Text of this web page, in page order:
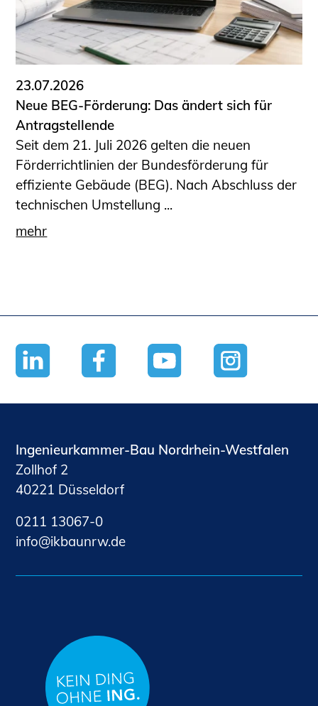
23.07.2026
Neue BEG-Förderung: Das ändert sich für
Antragstellende
Seit dem 21. Juli 2026 gelten die neuen
Förderrichtlinien der Bundesförderung für
effiziente Gebäude (BEG). Nach Abschluss der
technischen Umstellung ...
mehr
Ingenieurkammer-Bau Nordrhein-Westfalen
Zollhof 2
40221 Düsseldorf
0211 13067-0
nf
kb nrwd